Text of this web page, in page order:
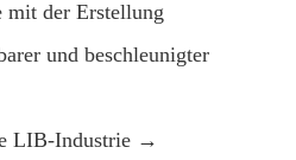
mit der Erstellung
und beschleunigter
LIB-Industrie →